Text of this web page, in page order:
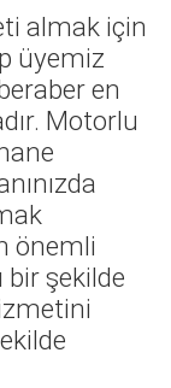
almak için
üyemiz
en
Motorlu
önemli
bir şekilde